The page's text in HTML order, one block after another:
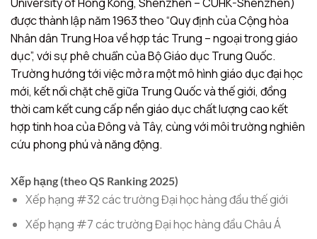
được thành lập năm 1963 theo “Quy định của Cộng hòa
Nhân dân Trung Hoa về hợp tác Trung – ngoại trong giáo
dục”, với sự phê chuẩn của Bộ Giáo dục Trung Quốc.
Trường hướng tới việc mở ra một mô hình giáo dục đại học
mới, kết nối chặt chẽ giữa Trung Quốc và thế giới, đồng
thời cam kết cung cấp nền giáo dục chất lượng cao kết
hợp tinh hoa của Đông và Tây, cùng với môi trường nghiên
cứu phong phú và năng động.
Xếp hạng (theo QS Ranking 2025)
Xếp hạng #32 các trường Đại học hàng đầu thế giới
Xếp hạng #7 các trường Đại học hàng đầu Châu Á